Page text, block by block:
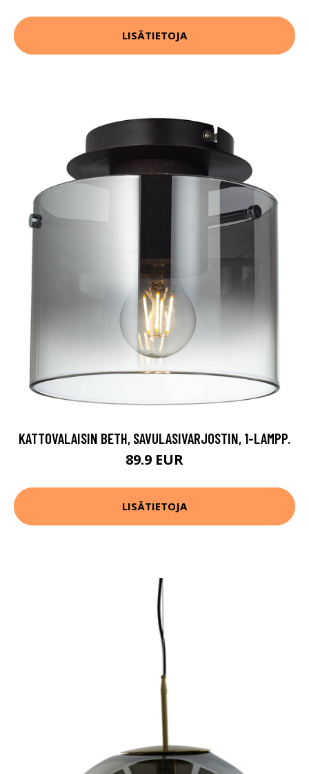
LISÄTIETOJA
KATTOVALAISIN BETH, SAVULASIVARJOSTIN, 1-LAMPP.
89.9 EUR
LISÄTIETOJA